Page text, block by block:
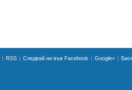
RSS Следвай ни във Facebook Google+